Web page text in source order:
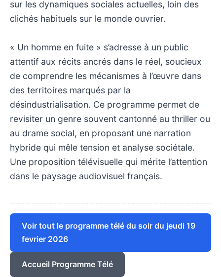
sur les dynamiques sociales actuelles, loin des
clichés habituels sur le monde ouvrier.
« Un homme en fuite » s’adresse à un public
attentif aux récits ancrés dans le réel, soucieux
de comprendre les mécanismes à l’œuvre dans
des territoires marqués par la
désindustrialisation. Ce programme permet de
revisiter un genre souvent cantonné au thriller ou
au drame social, en proposant une narration
hybride qui mêle tension et analyse sociétale.
Une proposition télévisuelle qui mérite l’attention
dans le paysage audiovisuel français.
Voir tout le programme télé du soir du jeudi 19
fevrier 2026
Accueil Programme Télé